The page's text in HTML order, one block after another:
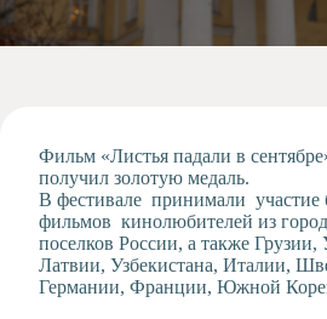
Допобразование
студия
Музыкальное
отделение
Психологическая
Служба
← Вернуться ко входу
Фильм «Листья падали в
получил золотую медаль.
В фестивале принимали участие
фильмов кинолюбителей из
поселков России, а также
Латвии, Узбекистана, Италии,
Германии, Франции, Южной